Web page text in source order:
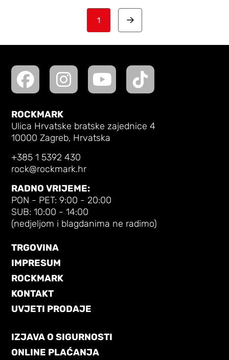
1 Next
ROCKMARK
Ulica Hrvatske bratske zajednice 4
10000 Zagreb, Hrvatska
+385 1 5392 430
rock@rockmark.hr
RADNO VRIJEME:
PON - PET: 9:00 - 20:00
SUB: 10:00 - 14:00
(nedjeljom i blagdanima ne radimo)
TRGOVINA
IMPRESUM
ROCKMARK
KONTAKT
UVJETI PRODAJE
IZJAVA O SIGURNOSTI
ONLINE PLAĆANJA